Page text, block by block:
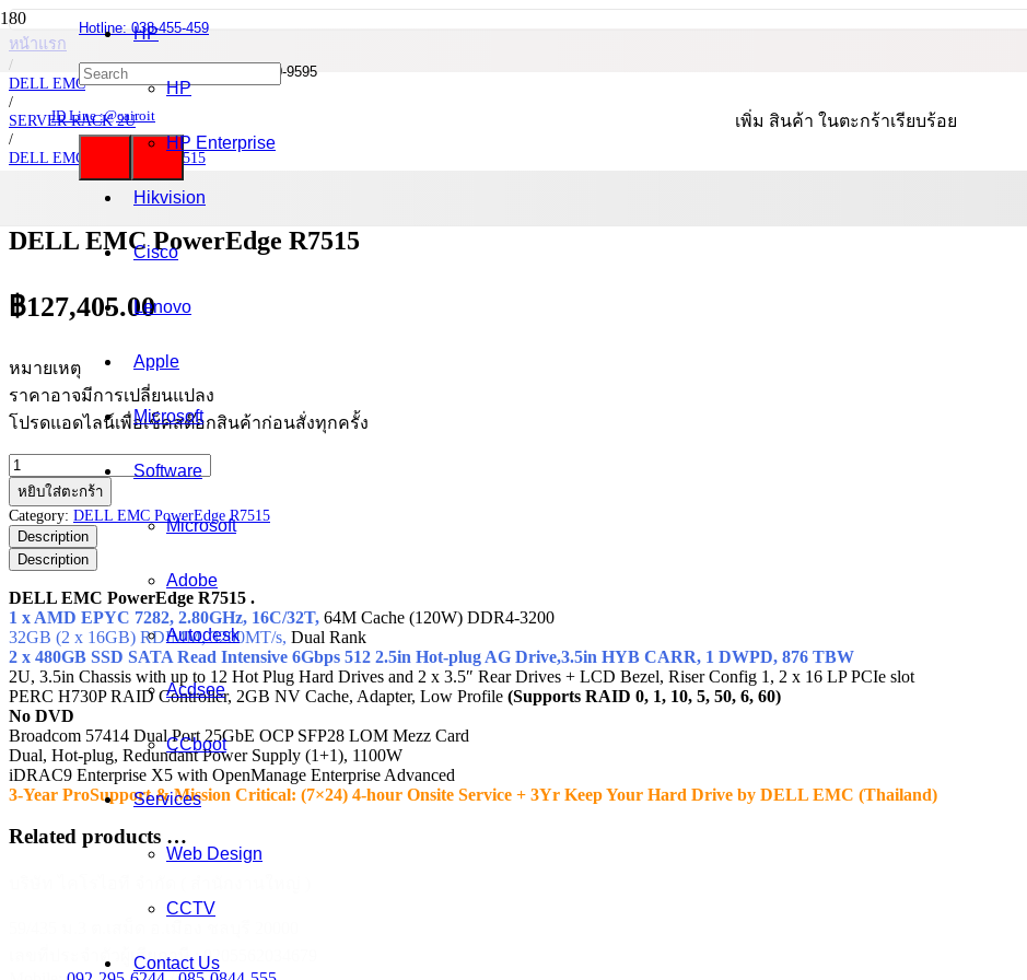
Hotline: 038-455-459
Mobile : 085-0844-555 / 090-980-9595
ID Line :@cairoit เพิ่ม สินค้า ในตะกร้าเรียบร้อย
HP
HP
HP Enterprise
Hikvision
Cisco
Lenovo
Apple
Microsoft
Software
Microsoft
Adobe
Autodesk
Acdsee
CCboot
Services
Web Design
CCTV
Contact Us
หน้าแรก
/
DELL EMC
/
SERVER RACK 2U
/
DELL EMC PowerEdge R7515
DELL EMC PowerEdge R7515
DELL EMC PowerEdge R7515
฿127,405.00
หมายเหตุ
ราคาอาจมีการเปลี่ยนแปลง
โปรดแอดไลน์เพื่อเช็คสต๊อกสินค้าก่อนสั่งทุกครั้ง
จำนวน
DELL
EMC
PowerEdge
R7515
ชิ้น
หยิบใส่ตะกร้า
Category: DELL EMC PowerEdge R7515
Description
Description
DELL EMC PowerEdge R7515 .
1 x AMD EPYC 7282, 2.80GHz, 16C/32T, 64M Cache (120W) DDR4-3200
32GB (2 x 16GB) RDIMM, 3200MT/s, Dual Rank
2 x 480GB SSD SATA Read Intensive 6Gbps 512 2.5in Hot-plug AG Drive,3.5in HYB CARR, 1 DWPD, 876 TBW
2U, 3.5in Chassis with up to 12 Hot Plug Hard Drives and 2 x 3.5″ Rear Drives + LCD Bezel, Riser Config 1, 2 x 16 LP PCIe slot
PERC H730P RAID Controller, 2GB NV Cache, Adapter, Low Profile (Supports RAID 0, 1, 10, 5, 50, 6, 60)
No DVD
Broadcom 57414 Dual Port 25GbE OCP SFP28 LOM Mezz Card
Dual, Hot-plug, Redundant Power Supply (1+1), 1100W
iDRAC9 Enterprise X5 with OpenManage Enterprise Advanced
3-Year ProSupport & Mission Critical: (7×24) 4-hour Onsite Service + 3Yr Keep Your Hard Drive by DELL EMC (Thailand)
Related products …
เลขที่ประจำตัวผู้เสียภาษี : 0205562034679